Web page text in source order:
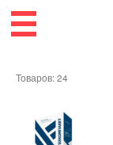
Товаров: 24